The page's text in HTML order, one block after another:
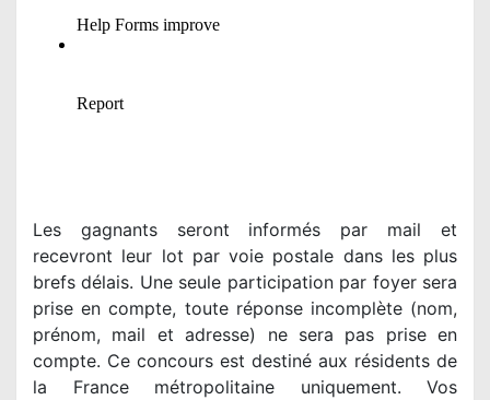
Les gagnants seront informés par mail et
recevront leur lot par voie postale dans les plus
brefs délais. Une seule participation par foyer sera
prise en compte, toute réponse incomplète (nom,
prénom, mail et adresse) ne sera pas prise en
compte. Ce concours est destiné aux résidents de
la France métropolitaine uniquement. Vos